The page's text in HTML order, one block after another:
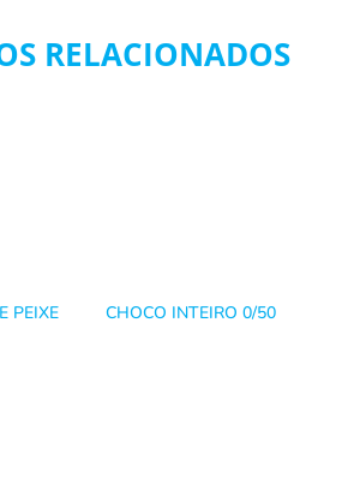
RELACIONADOS
PEIXE CHOCO INTEIRO 0/50